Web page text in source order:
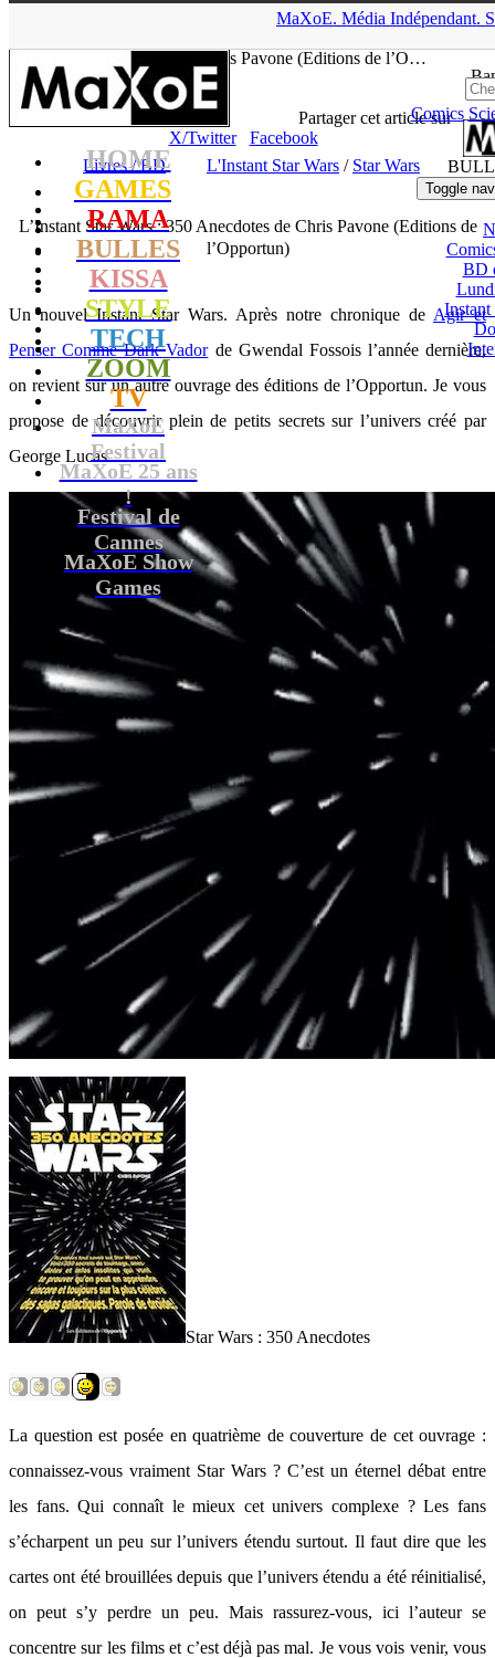
MaXoE. Média Indépendant.
HOME
GAMES
RAMA
BULLES
KISSA
STYLE
TECH
ZOOM
TV
MaXoE
Festival
MaXoE 25 ans
!
Festival de
Cannes
MaXoE Show
Games
Comics
Toggle
BD
Instant
350 Anecdotes de Chris Pavone (Editions de l’O…
Partager cet article sur
X/Twitter
Facebook
Livres / BD
L'Instant Star Wars / Star Wars
L’Instant Star Wars : 350 Anecdotes de Chris Pavone (Editions de
l’Opportun)
Un nouvel Instant Star Wars. Après notre chronique de Agir et
Penser Comme Dark Vadorde Gwendal Fossois l’année dernière,
on revient sur un autre ouvrage des éditions de l’Opportun. Je vous
propose de découvrir plein de petits secrets sur l’univers créé par
George Lucas.
Star Wars : 350 Anecdotes
La question est posée en quatrième de couverture de cet ouvrage :
connaissez-vous vraiment Star Wars ? C’est un éternel débat entre
les fans. Qui connaît le mieux cet univers complexe ? Les fans
s’écharpent un peu sur l’univers étendu surtout. Il faut dire que les
cartes ont été brouillées depuis que l’univers étendu a été réinitialisé,
on peut s’y perdre un peu. Mais rassurez-vous, ici l’auteur se
concentre sur les films et c’est déjà pas mal. Je vous vois venir, vous